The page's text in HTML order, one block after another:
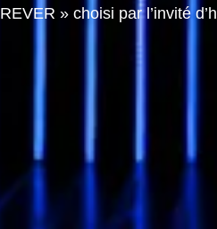
REVER » choisi par l’invité